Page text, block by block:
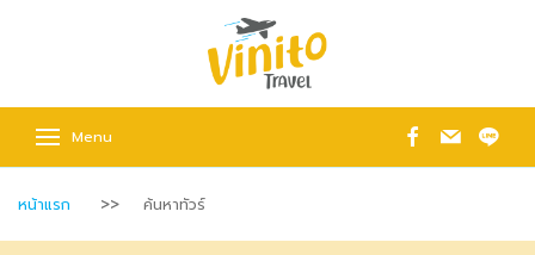
Menu
หน้าแรก ค้นหาทัวร์